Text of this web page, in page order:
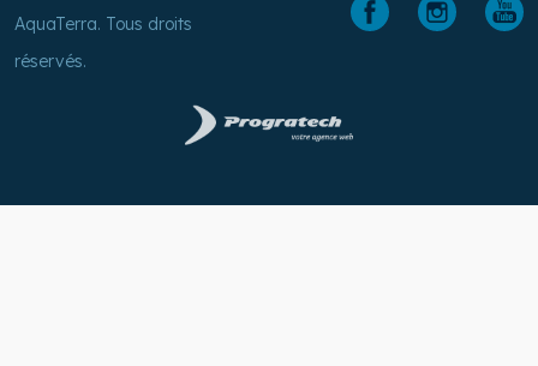
AquaTerra. Tous droits
réservés.